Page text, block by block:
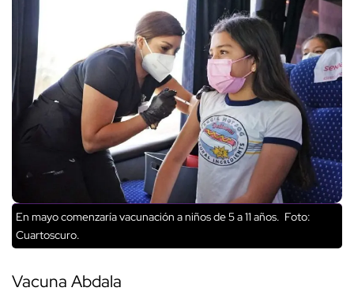
En mayo comenzaría vacunación a niños de 5 a 11 años. Foto:
Cuartoscuro.
Vacuna Abdala